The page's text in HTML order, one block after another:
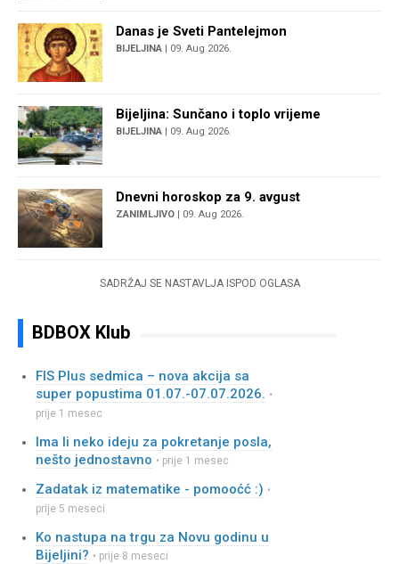
Danas je Sveti Pantelejmon
BIJELJINA | 09. Aug 2026.
Bijeljina: Sunčano i toplo vrijeme
BIJELJINA | 09. Aug 2026.
Dnevni horoskop za 9. avgust
ZANIMLJIVO | 09. Aug 2026.
SADRŽAJ SE NASTAVLJA ISPOD OGLASA
BDBOX Klub
FIS Plus sedmica – nova akcija sa
super popustima 01.07.-07.07.2026. •
prije 1 mesec
Ima li neko ideju za pokretanje posla,
nešto jednostavno • prije 1 mesec
Zadatak iz matematike - pomooćć :) •
prije 5 meseci
Ko nastupa na trgu za Novu godinu u
Bijeljini? • prije 8 meseci